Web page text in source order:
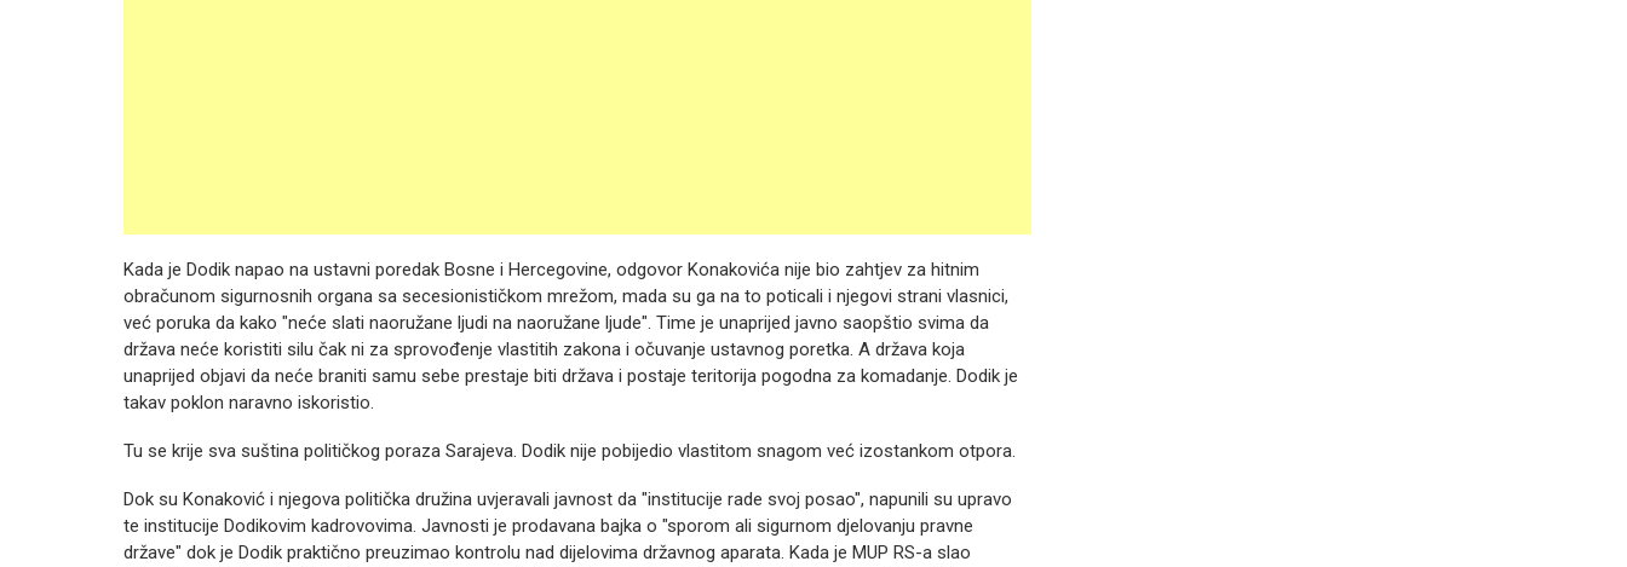
Kada je Dodik napao na ustavni poredak Bosne i Hercegovine, odgovor Konakovića nije bio zahtjev za hitnim
obračunom sigurnosnih organa sa secesionističkom mrežom, mada su ga na to poticali i njegovi strani vlasnici,
već poruka da kako "neće slati naoružane ljudi na naoružane ljude". Time je unaprijed javno saopštio svima da
država neće koristiti silu čak ni za sprovođenje vlastitih zakona i očuvanje ustavnog poretka. A država koja
unaprijed objavi da neće braniti samu sebe prestaje biti država i postaje teritorija pogodna za komadanje. Dodik je
takav poklon naravno iskoristio.
Tu se krije sva suština političkog poraza Sarajeva. Dodik nije pobijedio vlastitom snagom već izostankom otpora.
Dok su Konaković i njegova politička družina uvjeravali javnost da "institucije rade svoj posao", napunili su upravo
te institucije Dodikovim kadrovovima. Javnosti je prodavana bajka o "sporom ali sigurnom djelovanju pravne
države" dok je Dodik praktično preuzimao kontrolu nad dijelovima državnog aparata. Kada je MUP RS-a slao